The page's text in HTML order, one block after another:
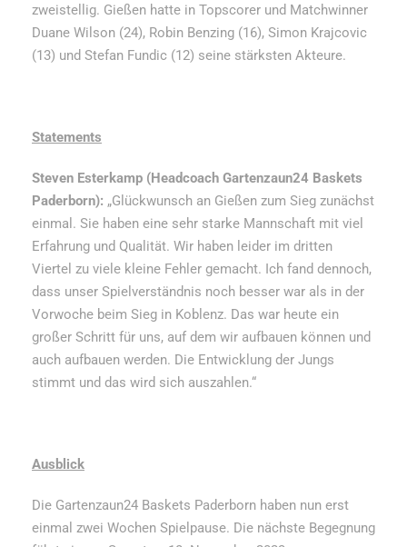
zweistellig. Gießen hatte in Topscorer und Matchwinner
Duane Wilson (24), Robin Benzing (16), Simon Krajcovic
(13) und Stefan Fundic (12) seine stärksten Akteure.
Statements
Steven Esterkamp (Headcoach Gartenzaun24 Baskets
Paderborn): „Glückwunsch an Gießen zum Sieg zunächst
einmal. Sie haben eine sehr starke Mannschaft mit viel
Erfahrung und Qualität. Wir haben leider im dritten
Viertel zu viele kleine Fehler gemacht. Ich fand dennoch,
dass unser Spielverständnis noch besser war als in der
Vorwoche beim Sieg in Koblenz. Das war heute ein
großer Schritt für uns, auf dem wir aufbauen können und
auch aufbauen werden. Die Entwicklung der Jungs
stimmt und das wird sich auszahlen.“
Ausblick
Die Gartenzaun24 Baskets Paderborn haben nun erst
einmal zwei Wochen Spielpause. Die nächste Begegnung